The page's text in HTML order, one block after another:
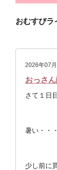
おむすびラ
2026年07
おっさ
さて１日目
暑い・・・
少し前に